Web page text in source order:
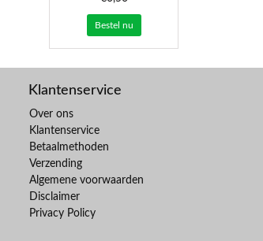
Bestel nu
Klantenservice
Over ons
Klantenservice
Betaalmethoden
Verzending
Algemene voorwaarden
Disclaimer
Privacy Policy